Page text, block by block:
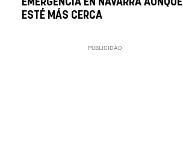
EMERGENCIA EN NAVARRA AUNQUE
ESTÉ MÁS CERCA